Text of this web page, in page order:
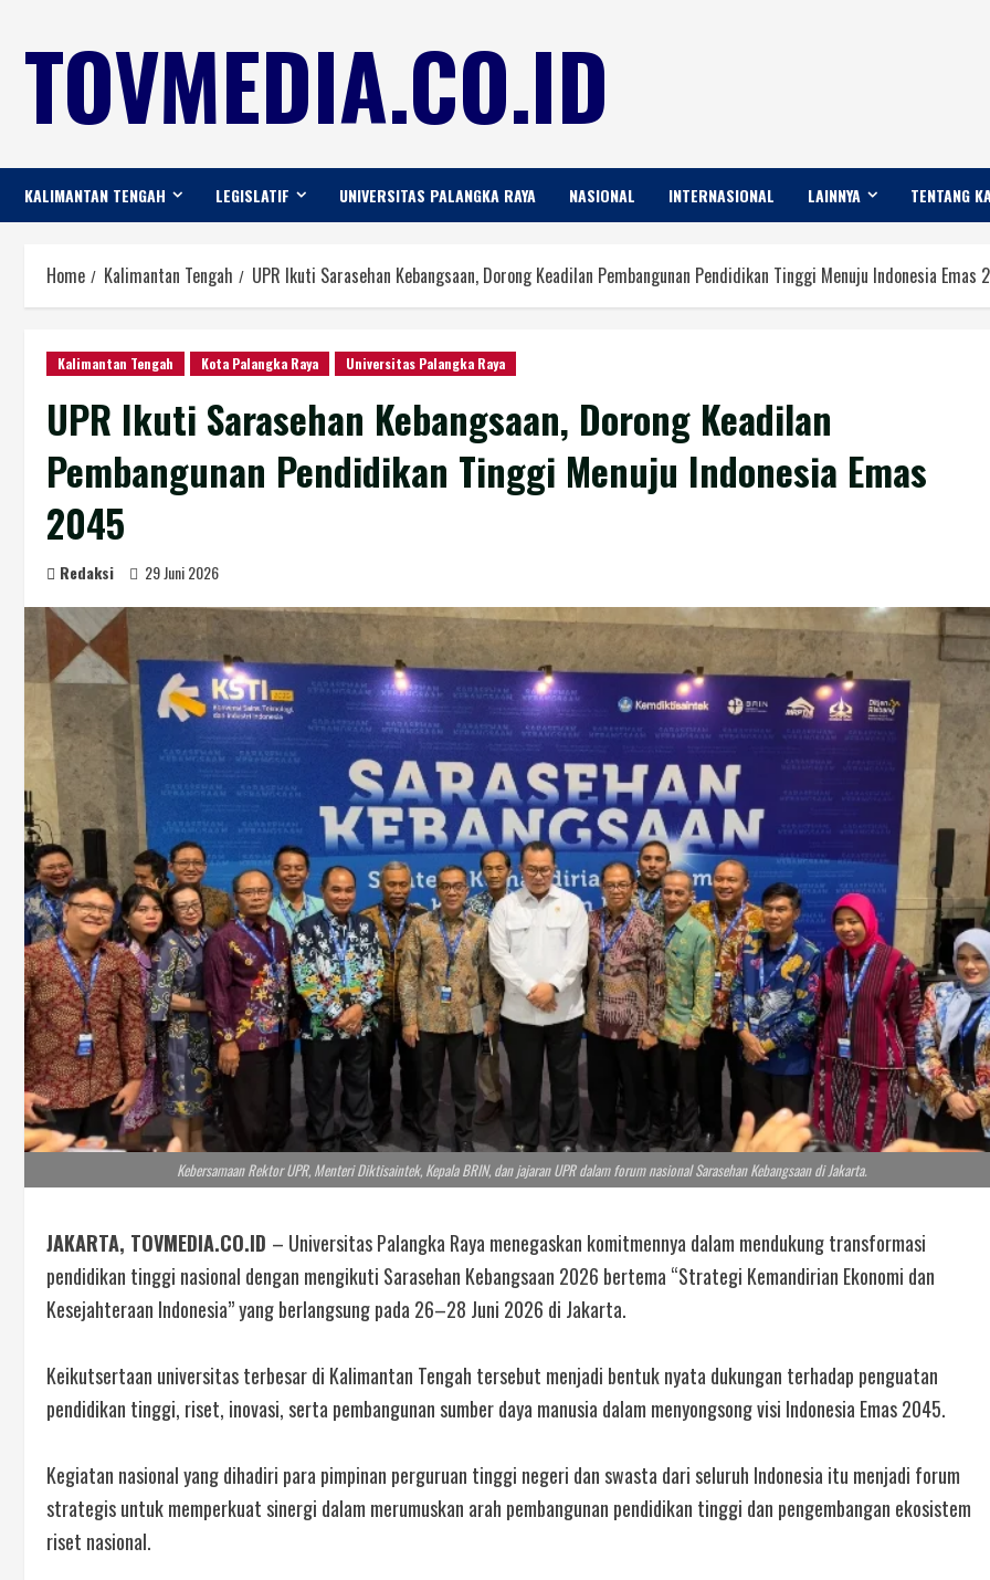
TOVMEDIA.CO.ID
KALIMANTAN TENGAH LEGISLATIF UNIVERSITAS PALANGKA RAYA NASIONAL INTERNASIONAL LAINNYA TENTANG
Home Kalimantan Tengah UPR Ikuti Sarasehan Kebangsaan, Dorong Keadilan Pembangunan Pendidikan Tinggi Menuju Indonesia Emas
Kalimantan Tengah Kota Palangka Raya Universitas Palangka Raya
UPR Ikuti Sarasehan Kebangsaan, Dorong Keadilan
Pembangunan Pendidikan Tinggi Menuju Indonesia Emas
2045
Redaksi 29 Juni 2026
Kebersamaan Rektor UPR, Menteri Diktisaintek, Kepala BRIN, dan jajaran UPR dalam forum nasional Sarasehan Kebangsaan di Jakarta.
JAKARTA, TOVMEDIA.CO.ID – Universitas Palangka Raya menegaskan komitmennya dalam mendukung transformasi
pendidikan tinggi nasional dengan mengikuti Sarasehan Kebangsaan 2026 bertema “Strategi Kemandirian Ekonomi dan
Kesejahteraan Indonesia” yang berlangsung pada 26–28 Juni 2026 di Jakarta.
Keikutsertaan universitas terbesar di Kalimantan Tengah tersebut menjadi bentuk nyata dukungan terhadap penguatan
pendidikan tinggi, riset, inovasi, serta pembangunan sumber daya manusia dalam menyongsong visi Indonesia Emas 2045.
Kegiatan nasional yang dihadiri para pimpinan perguruan tinggi negeri dan swasta dari seluruh Indonesia itu menjadi forum
strategis untuk memperkuat sinergi dalam merumuskan arah pembangunan pendidikan tinggi dan pengembangan ekosistem
riset nasional.